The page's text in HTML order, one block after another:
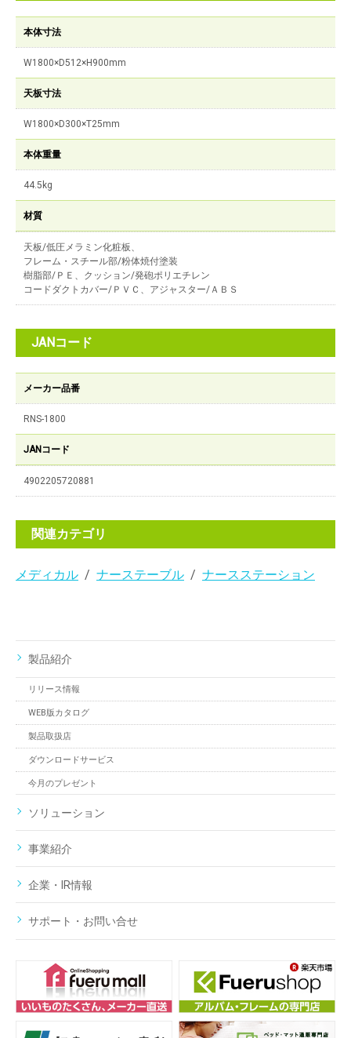
本体寸法
W1800×D512×H900mm
天板寸法
W1800×D300×T25mm
本体重量
44.5kg
材質
天板/低圧メラミン化粧板、
フレーム・スチール部/粉体焼付塗装
樹脂部/ＰＥ、クッション/発砲ポリエチレン
コードダクトカバー/ＰＶＣ、アジャスター/ＡＢＳ
JANコード
メーカー品番
RNS-1800
JANコード
4902205720881
関連カテゴリ
メディカル ナーステーブル ナースステーション
製品紹介
リリース情報
WEB版カタログ
製品取扱店
ダウンロードサービス
今月のプレゼント
ソリューション
事業紹介
企業・IR情報
サポート・お問い合せ